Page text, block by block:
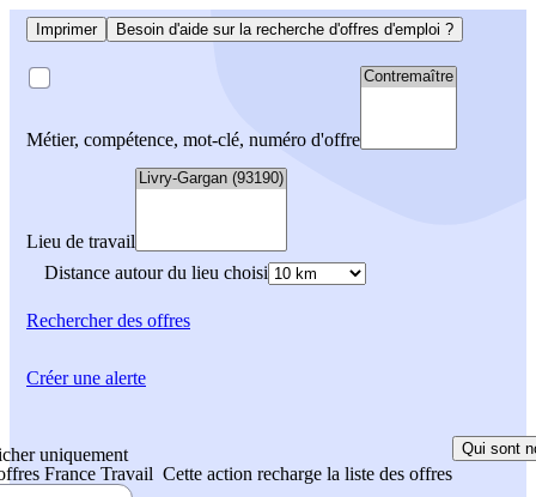
Imprimer Besoin d'aide sur la recherche d'offres d'emploi ?
Métier, compétence, mot-clé, numéro d'offre
Lieu de travail
Distance autour du lieu choisi
Rechercherdes offres
uniquement
France Travail Cette action recharge la liste des offres
Qui sont
Créer une alerte